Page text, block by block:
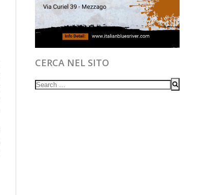
CERCA NEL SITO
Search